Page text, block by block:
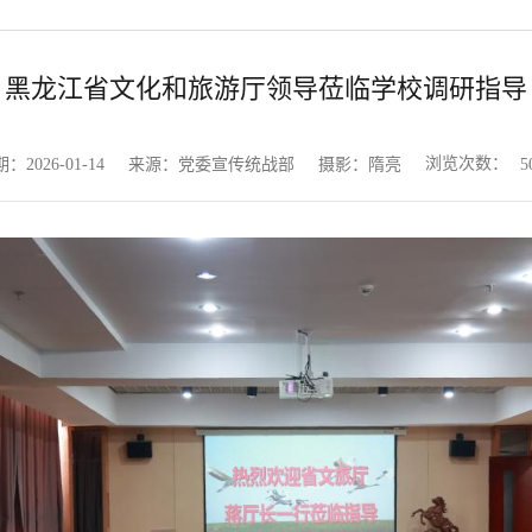
黑龙江省文化和旅游厅领导莅临学校调研指导
：2026-01-14 来源：党委宣传统战部 摄影：隋亮 浏览次数：